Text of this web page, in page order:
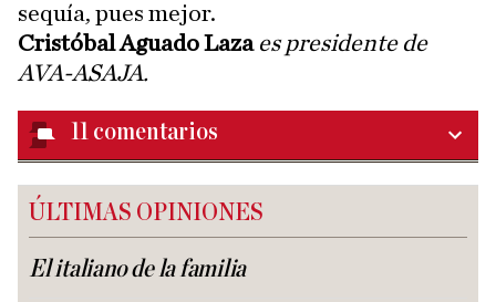
sequía, pues mejor.
Cristóbal Aguado Laza es presidente de
AVA-ASAJA.
11 comentarios
ÚLTIMAS OPINIONES
El italiano de la familia